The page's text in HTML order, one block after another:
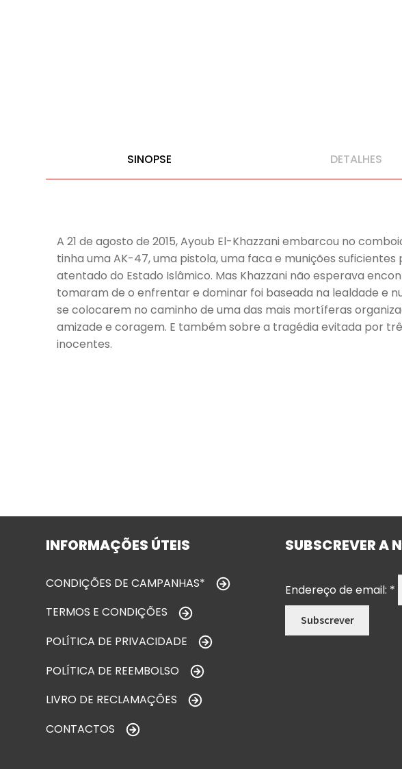
SINOPSE DETALHES
A 21 de agosto de 2015, Ayoub El-Khazzani embarcou no
tinha uma AK-47, uma pistola, uma faca e munições
atentado do Estado Islâmico. Mas Khazzani não esperava
tomaram de o enfrentar e dominar foi baseada na lealdade e
se colocarem no caminho de uma das mais mortíferas
amizade e coragem. E também sobre a tragédia evitada por
inocentes.
INFORMAÇÕES ÚTEIS
CONDIÇÕES DE CAMPANHAS*
TERMOS E CONDIÇÕES
POLÍTICA DE PRIVACIDADE
POLÍTICA DE REEMBOLSO
LIVRO DE RECLAMAÇÕES
CONTACTOS
SUBSCREVER A
Endereço de email: *